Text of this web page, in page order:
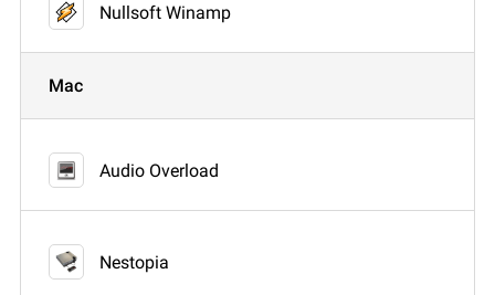
Nullsoft Winamp
Mac
Audio Overload
Nestopia